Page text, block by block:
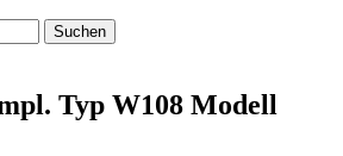
Typ W108 Modell